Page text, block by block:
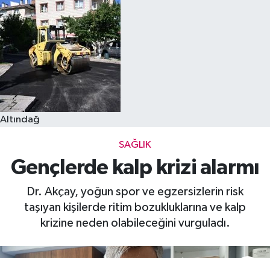
Altındağ
SAĞLIK
Gençlerde kalp krizi alarmı
Dr. Akçay, yoğun spor ve egzersizlerin risk
taşıyan kişilerde ritim bozukluklarına ve kalp
krizine neden olabileceğini vurguladı.